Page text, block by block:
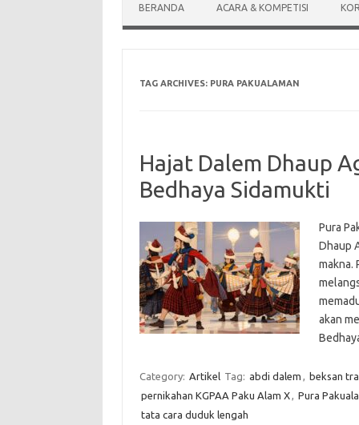
BERANDA ACARA & KOMPETISI
TAG ARCHIVES: PURA PAKUALAMAN
Hajat Dalem Dhaup
Bedhaya Sidamukti
Pura
Dhaup
makna.
akan
Category: Artikel Tag: abdi dalem , beksan
pernikahan KGPAA Paku Alam X, Pura
tata cara duduk lengah